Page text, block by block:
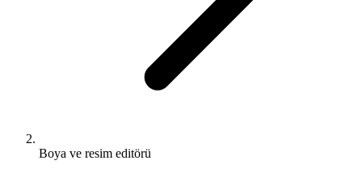
Boya ve resim editörü